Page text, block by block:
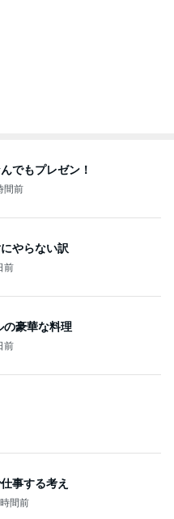
でもプレゼン！
間前
やらない訳
前
の豪華な料理
前
事する考え
間前